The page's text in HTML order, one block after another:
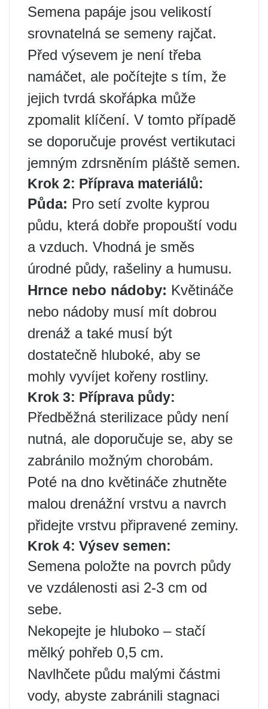
Semena papáje jsou velikostí
srovnatelná se semeny rajčat.
Před výsevem je není třeba
namáčet, ale počítejte s tím, že
jejich tvrdá skořápka může
zpomalit klíčení. V tomto případě
se doporučuje provést vertikutaci
jemným zdrsněním pláště semen.
Krok 2: Příprava materiálů:
Půda: Pro setí zvolte kyprou
půdu, která dobře propouští vodu
a vzduch. Vhodná je směs
úrodné půdy, rašeliny a humusu.
Hrnce nebo nádoby: Květináče
nebo nádoby musí mít dobrou
drenáž a také musí být
dostatečně hluboké, aby se
mohly vyvíjet kořeny rostliny.
Krok 3: Příprava půdy:
Předběžná sterilizace půdy není
nutná, ale doporučuje se, aby se
zabránilo možným chorobám.
Poté na dno květináče zhutněte
malou drenážní vrstvu a navrch
přidejte vrstvu připravené zeminy.
Krok 4: Výsev semen:
Semena položte na povrch půdy
ve vzdálenosti asi 2-3 cm od
sebe.
Nekopejte je hluboko – stačí
mělký pohřeb 0,5 cm.
Navlhčete půdu malými částmi
vody, abyste zabránili stagnaci